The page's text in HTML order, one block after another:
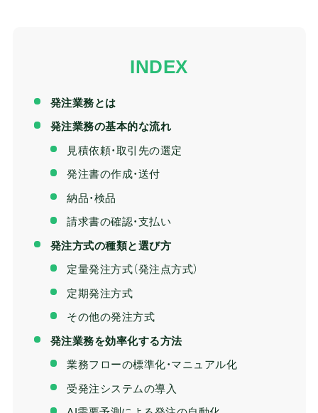
発注業務とは
発注業務の基本的な流れ
見積依頼・取引先の選定
発注書の作成・送付
納品・検品
請求書の確認・支払い
発注方式の種類と選び方
定量発注方式（発注点方式）
定期発注方式
その他の発注方式
発注業務を効率化する方法
業務フローの標準化・マニュアル化
受発注システムの導入